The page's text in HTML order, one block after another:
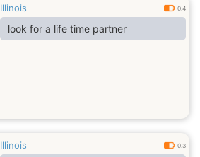
Illinois 0.4
look for a life time partner
Illinois 0.3